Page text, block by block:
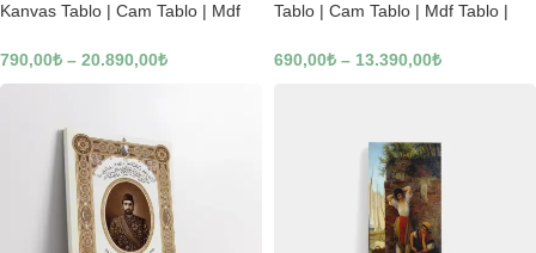
Kanvas Tablo | Cam Tablo | Mdf
790,00₺ – 20.890,00₺
Tablo | Cam Tablo | Mdf Tablo |
690,00₺ – 13.390,00₺